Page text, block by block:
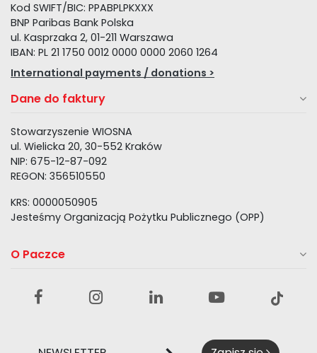
Kod SWIFT/BIC: PPABPLPKXXX
BNP Paribas Bank Polska
ul. Kasprzaka 2, 01-211 Warszawa
IBAN: PL 21 1750 0012 0000 0000 2060 1264
International payments / donations >
Dane do faktury
Stowarzyszenie WIOSNA
ul. Wielicka 20, 30-552 Kraków
NIP: 675-12-87-092
REGON: 356510550
KRS: 0000050905
Jesteśmy Organizacją Pożytku Publicznego (OPP)
O Paczce